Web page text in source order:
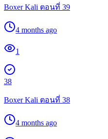
Boxer Kali ตอนที่ 39
4 months ago
1
38
Boxer Kali ตอนที่ 38
4 months ago